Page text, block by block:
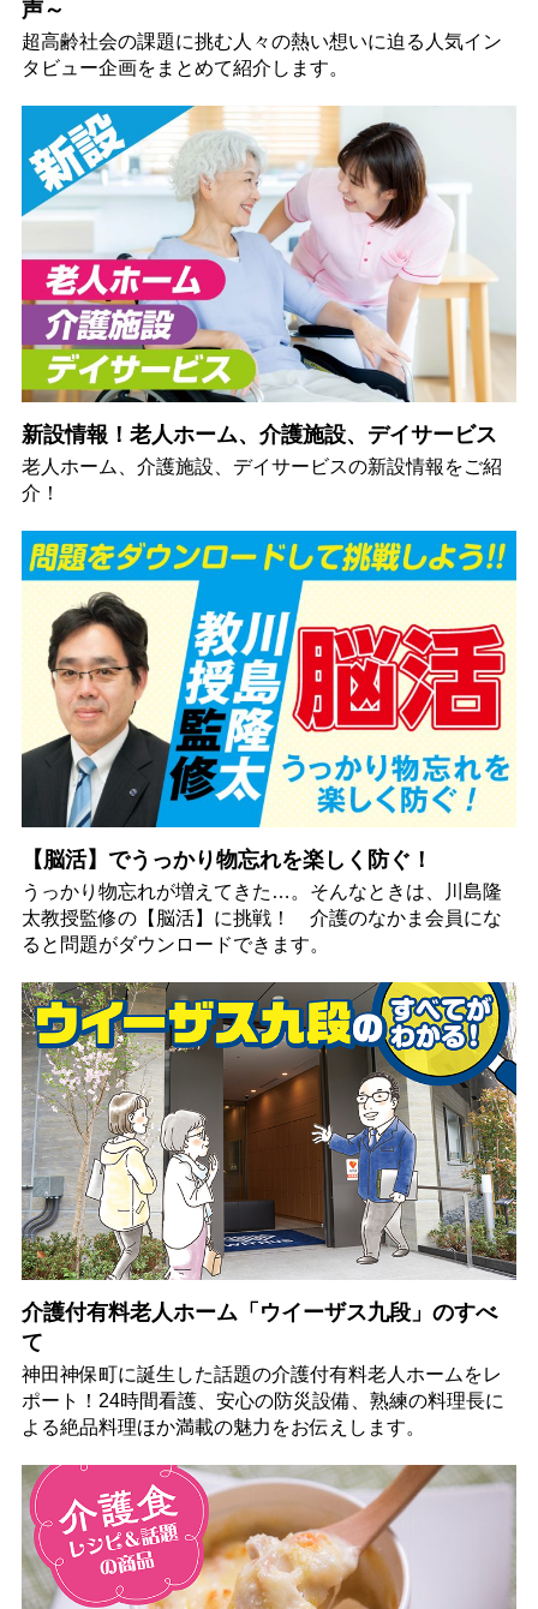
声～
超高齢社会の課題に挑む人々の熱い想いに迫る人気イン
タビュー企画をまとめて紹介します。
新設情報！老人ホーム、介護施設、デイサービス
老人ホーム、介護施設、デイサービスの新設情報をご紹
介！
【脳活】でうっかり物忘れを楽しく防ぐ！
うっかり物忘れが増えてきた…。そんなときは、川島隆
太教授監修の【脳活】に挑戦！ 介護のなかま会員にな
ると問題がダウンロードできます。
介護付有料老人ホーム「ウイーザス九段」のすべ
て
神田神保町に誕生した話題の介護付有料老人ホームをレ
ポート！24時間看護、安心の防災設備、熟練の料理長に
よる絶品料理ほか満載の魅力をお伝えします。